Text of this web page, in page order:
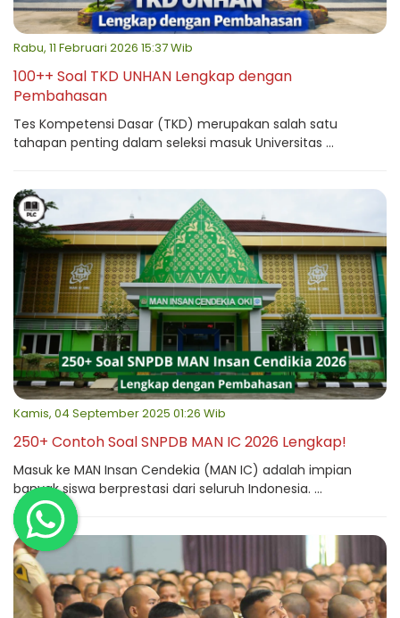
Rabu, 11 Februari 2026 15:37 Wib
100++ Soal TKD UNHAN Lengkap dengan
Pembahasan
Tes Kompetensi Dasar (TKD) merupakan salah satu
tahapan penting dalam seleksi masuk Universitas ...
Kamis, 04 September 2025 01:26 Wib
250+ Contoh Soal SNPDB MAN IC 2026 Lengkap!
Masuk ke MAN Insan Cendekia (MAN IC) adalah impian
banyak siswa berprestasi dari seluruh Indonesia. ...